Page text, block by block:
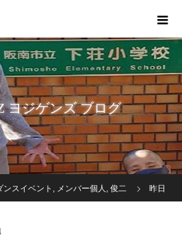
ヨジゲンズ ブログ
ンスイベント , メンバー個人 , 俊二 昨日